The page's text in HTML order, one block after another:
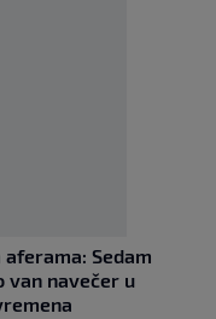
Sedam
van navečer u